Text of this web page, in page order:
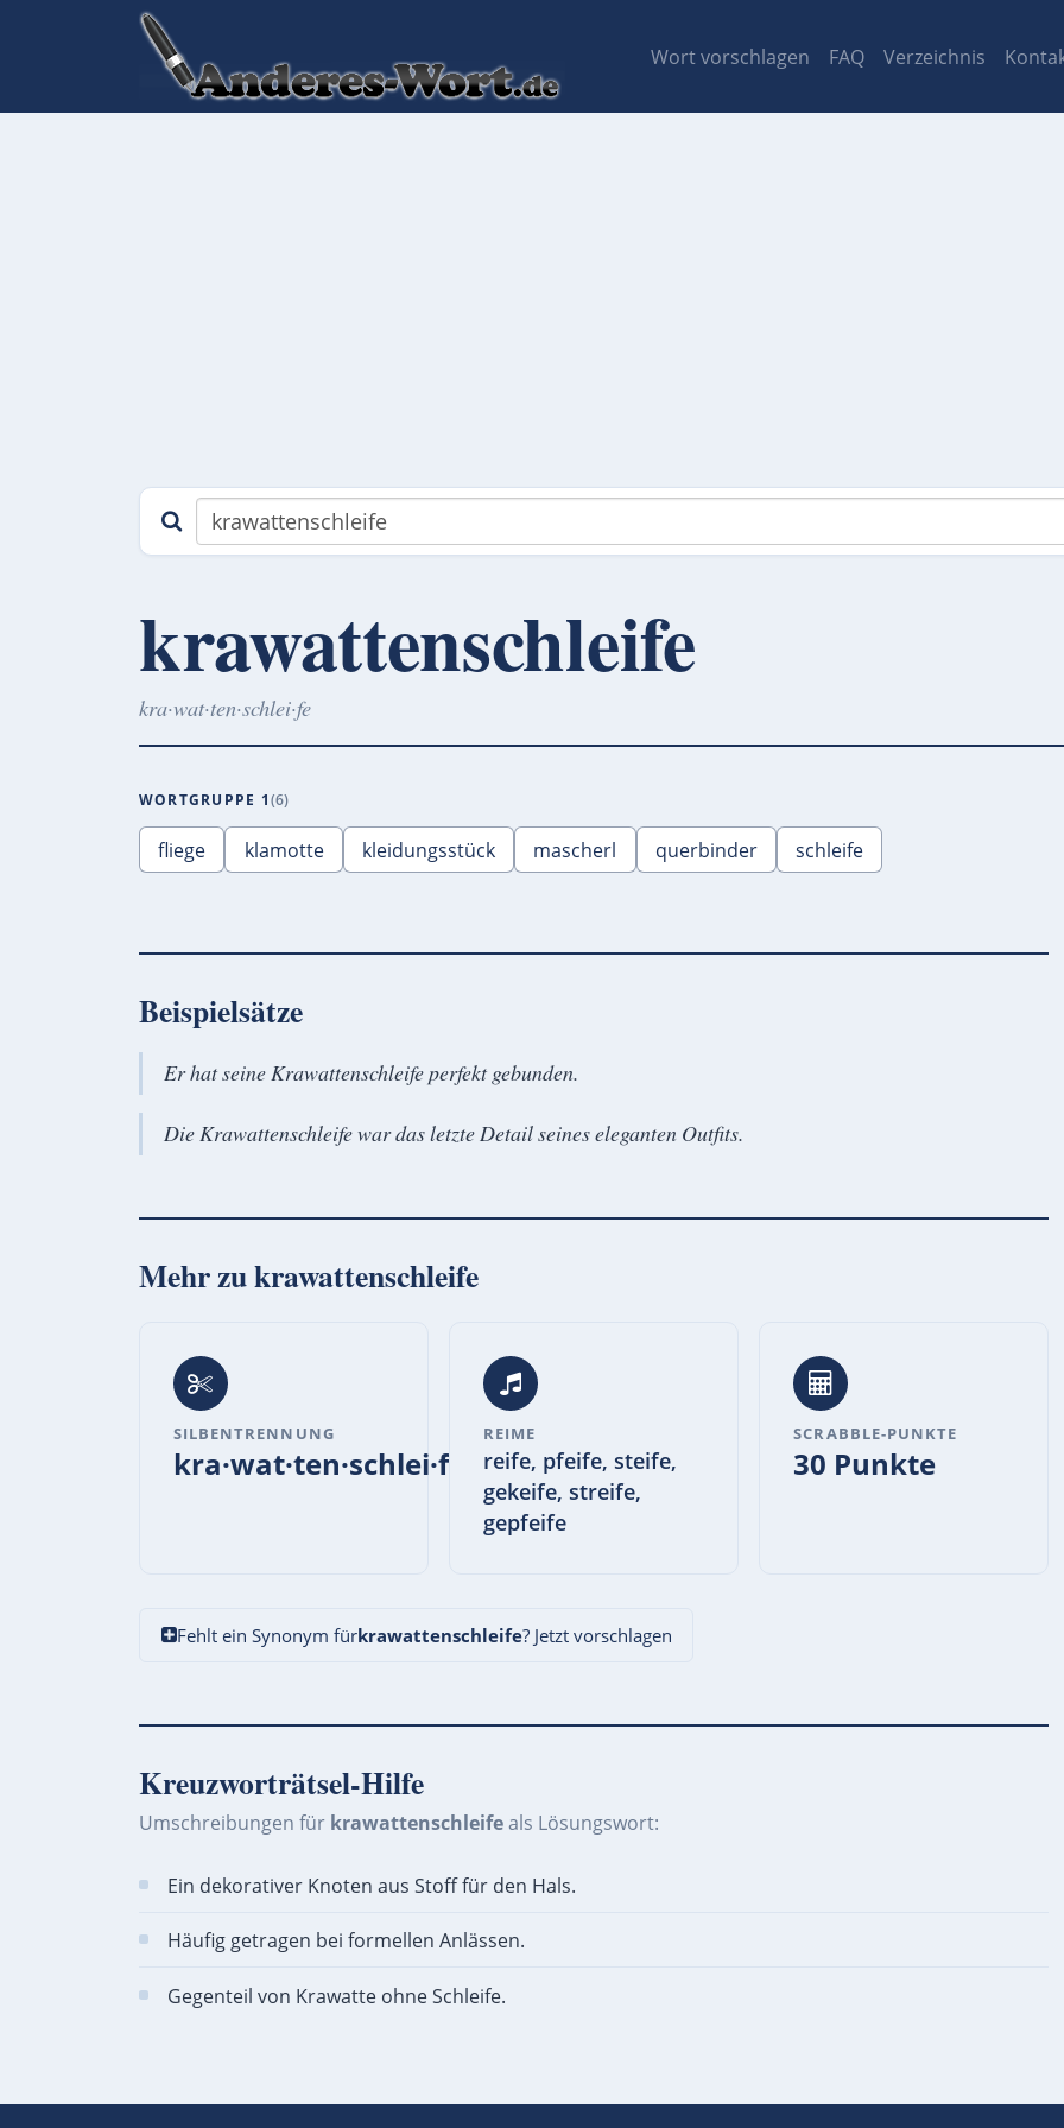
Wort vorschlagen FAQ Verzeichnis
krawattenschleife
kra·wat·ten·schlei·fe
WORTGRUPPE 1 6
fliege klamotte kleidungsstück mascherl querbinder schleife
Beispielsätze
Er hat seine Krawattenschleife perfekt gebunden.
Die Krawattenschleife war das letzte Detail seines eleganten Outfits.
Mehr zukrawattenschleife
SILBENTRENNUNG
kra·wat·ten·schlei·fe
REIME
reife, pfeife, steife,
gekeife, streife,
gepfeife
SCRABBLE-PUNKTE
30 Punkte
Fehlt ein Synonym fürkrawattenschleife? Jetzt vorschlagen
Kreuzworträtsel-Hilfe
Umschreibungen für krawattenschleifeals Lösungswort:
Ein dekorativer Knoten aus Stoff für den Hals.
Häufig getragen bei formellen Anlässen.
Gegenteil von Krawatte ohne Schleife.